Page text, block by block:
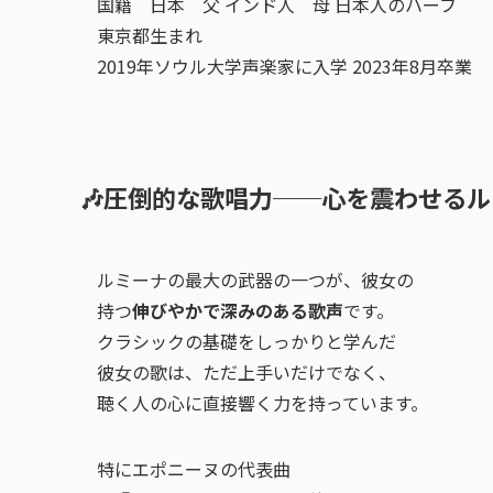
東京都生まれ
2019年ソウル大学声楽家に入学 2023年8月卒業
🎶圧倒的な歌唱力──心を震わせる
ルミーナの最大の武器の一つが、彼女の
持つ伸びやかで深みのある歌声です。
クラシックの基礎をしっかりと学んだ
彼女の歌は、ただ上手いだけでなく、
聴く人の心に直接響く力を持っています。
特にエポニーヌの代表曲